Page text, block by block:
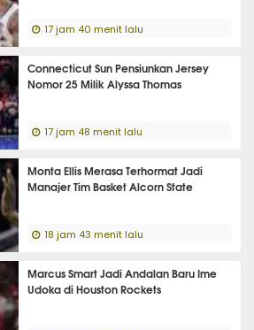
17 jam 40 menit lalu
Connecticut Sun Pensiunkan Jersey
Nomor 25 Milik Alyssa Thomas
17 jam 48 menit lalu
Monta Ellis Merasa Terhormat Jadi
Manajer Tim Basket Alcorn State
18 jam 43 menit lalu
Marcus Smart Jadi Andalan Baru Ime
Udoka di Houston Rockets